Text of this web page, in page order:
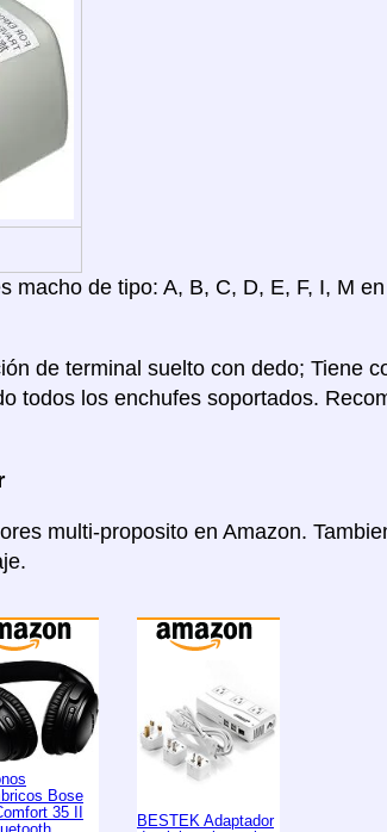
macho de tipo: A, B, C, D, E, F, I, M
de terminal suelto con dedo; Tiene
todos los enchufes soportados.
multi-proposito en Amazon.
Bose
35 II
BESTEK Adaptador